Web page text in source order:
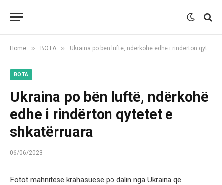
Home » BOTA » Ukraina po bën luftë, ndërkohë edhe i rindërton qytetet e shkatërruara
BOTA
Ukraina po bën luftë, ndërkohë
edhe i rindërton qytetet e
shkatërruara
06/06/2023
Fotot mahnitëse krahasuese po dalin nga Ukraina që